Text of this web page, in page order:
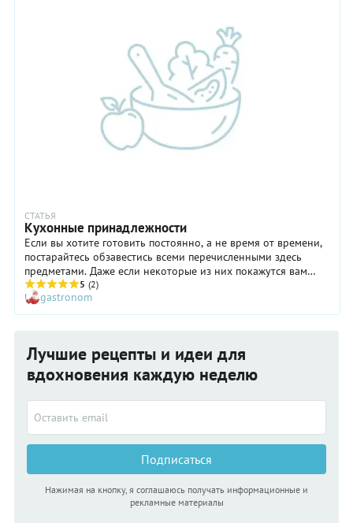
СТАТЬЯ
Кухонные принадлежности
Если вы хотите готовить постоянно, а не время от времени,
постарайтесь обзавестись всеми перечисленными здесь
предметами. Даже если некоторые из них покажутся вам
поначалу лишними, со временем вы поймете, что без них
невозможно назвать свою кухню «хорошо оборудованной».
5 (2)
gastronom
Лучшие рецепты и идеи для
вдохновения каждую неделю
Подписаться
Нажимая на кнопку, я соглашаюсь получать информационные и
рекламные материалы